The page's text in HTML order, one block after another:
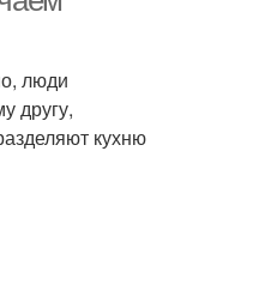
люди
другу,
кухню